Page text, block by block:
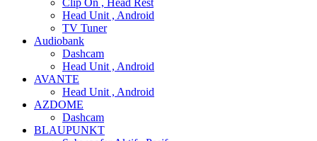
Clip On , Head Rest
Head Unit , Android
TV Tuner
Audiobank
Dashcam
Head Unit , Android
AVANTE
Head Unit , Android
AZDOME
Dashcam
BLAUPUNKT